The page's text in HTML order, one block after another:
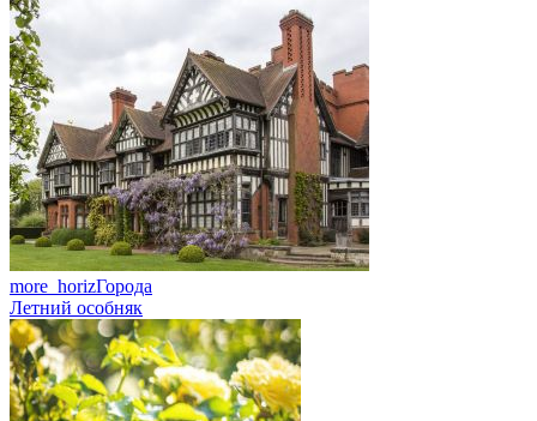
more_horizГорода
Летний особняк